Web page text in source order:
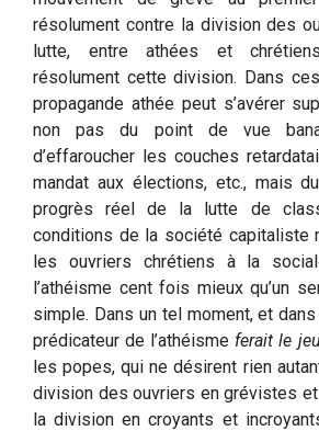
résolument contre la division des
lutte, entre athées et
résolument cette division. Dans
propagande athée peut s’avérer
non pas du point de vue
d’effaroucher les couches
mandat aux élections, etc., mais
progrès réel de la lutte de
conditions de la société capitaliste
les ouvriers chrétiens à la
l’athéisme cent fois mieux qu’un
simple. Dans un tel moment, et
prédicateur de l’athéisme ferait le jeu
les popes, qui ne désirent rien
division des ouvriers en grévistes
la division en croyants et